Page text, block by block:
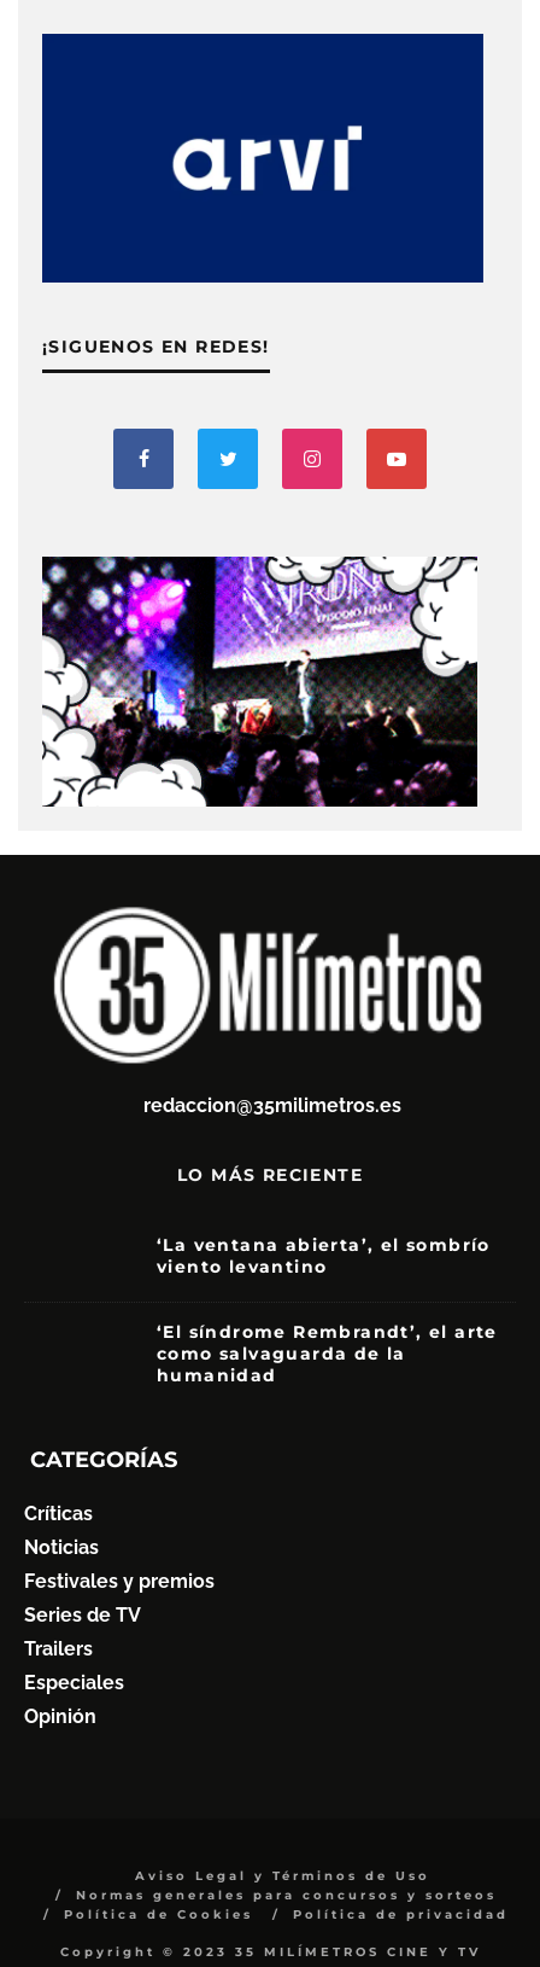
¡SIGUENOS EN REDES!
redaccion@35milimetros.es
LO MÁS RECIENTE
‘La ventana abierta’, el sombrío
viento levantino
‘El síndrome Rembrandt’, el arte
como salvaguarda de la
humanidad
CATEGORÍAS
Críticas
Noticias
Festivales y premios
Series de TV
Trailers
Especiales
Opinión
Aviso Legal y Términos de Uso
Normas generales para concursos y sorteos
Política de Cookies
Política de privacidad
Copyright © 2023 35 MILÍMETROS CINE Y TV